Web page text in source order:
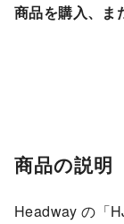
商品を購入、ま
商品の説明
Headway の「